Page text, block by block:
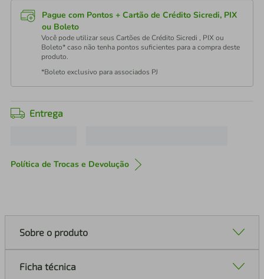
Pague com Pontos + Cartão de Crédito Sicredi, PIX
ou Boleto
Você pode utilizar seus Cartões de Crédito Sicredi , PIX ou
Boleto* caso não tenha pontos suficientes para a compra deste
produto.
*Boleto exclusivo para associados PJ
Entrega
Política de Trocas e Devolução
Sobre o produto
Ficha técnica